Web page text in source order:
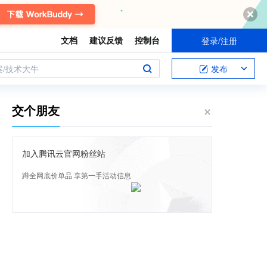
文档 建议反馈 控制台 登录/注册
/技术大牛 发布
交个朋友
加入腾讯云官网粉丝站
蹲全网底价单品 享第一手活动信息